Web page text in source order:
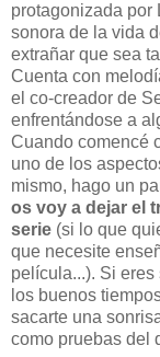
protagonizada por
sonora de la vida
extrañar que sea
Cuenta con
el co-creador de
enfrentándose a
Cuando comencé
uno de los
mismo, hago un
os voy a dejar el
serie (si lo que
que necesite
película...). Si
los buenos
sacarte una
como pruebas del